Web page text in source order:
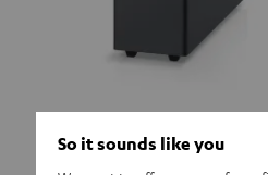
So it sounds like you